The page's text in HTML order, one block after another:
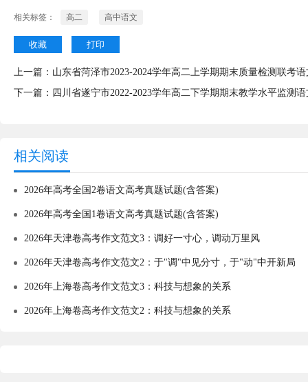
相关标签： 高二 高中语文
收藏 打印
上一篇： 山东省菏泽市2023-2024学年高二上学期期末质量检测联考
下一篇： 四川省遂宁市2022-2023学年高二下学期期末教学水平监测
相关阅读
2026年高考全国2卷语文高考真题试题(含答案)
2026年高考全国1卷语文高考真题试题(含答案)
2026年天津卷高考作文范文3：调好一寸心，调动万里风
2026年天津卷高考作文范文2：于"调"中见分寸，于"动"中开新局
2026年上海卷高考作文范文3：科技与想象的关系
2026年上海卷高考作文范文2：科技与想象的关系